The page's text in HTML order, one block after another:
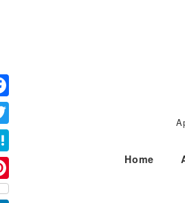
コ
ン
テ
ン
ツ
へ
移
Home